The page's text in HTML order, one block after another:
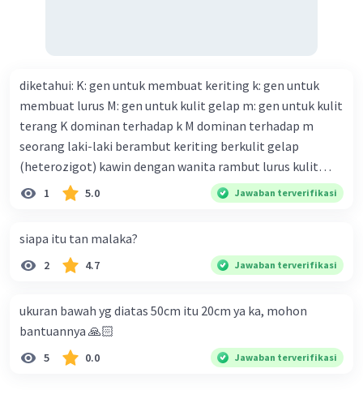
diketahui: K: gen untuk membuat keriting k: gen untuk
membuat lurus M: gen untuk kulit gelap m: gen untuk kulit
terang K dominan terhadap k M dominan terhadap m
seorang laki-laki berambut keriting berkulit gelap
(heterozigot) kawin dengan wanita rambut lurus kulit
terang tentukan : a. bagan perkawinannya b. rasio
genotipe dan rasio fenotipe nya c. jika perkawinan itu
dengan prosentase
1 5.0 Jawaban terverifikasi
siapa itu tan malaka?
2 4.7 Jawaban terverifikasi
ukuran bawah yg diatas 50cm itu 20cm ya ka, mohon
bantuannya 🙏🏻
5 0.0 Jawaban terverifikasi